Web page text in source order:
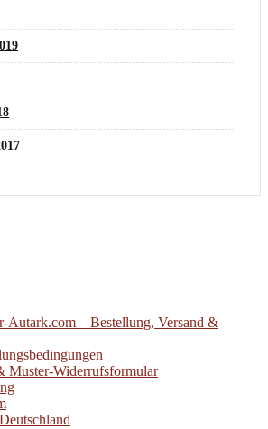
Autark.com – Bestellung, Versand &
Muster-Widerrufsformular